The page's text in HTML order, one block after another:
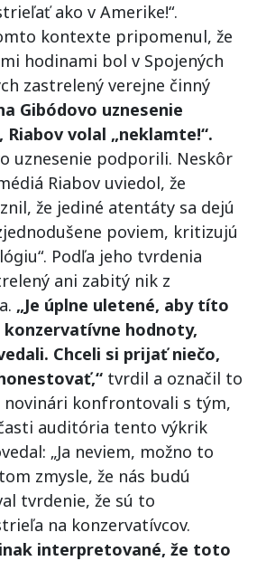
ako v Amerike!“.
kontexte pripomenul, že
hodinami bol v Spojených
zastrelený verejne činný
Gibódovo uznesenie
volal „neklamte!“.
uznesenie podporili. Neskôr
Riabov uviedol, že
že jediné atentáty sa dejú
poviem, kritizujú
Podľa jeho tvrdenia
ani zabitý nik z
„Je úplne uletené, aby títo
hodnoty,
Chceli si prijať niečo,
tvrdil a označil to
novinári konfrontovali s tým,
auditória tento výkrik
„Ja neviem, možno to
zmysle, že nás budú
tvrdenie, že sú to
na konzervatívcov.
interpretované, že toto